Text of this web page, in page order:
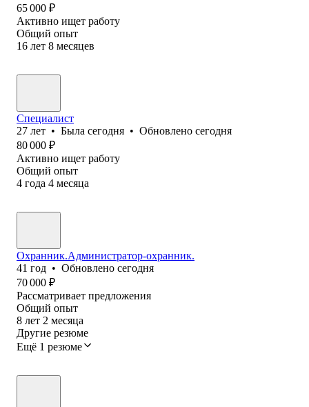
65 000 ₽
Активно ищет работу
Общий опыт
16 лет 8 месяцев
Специалист
27 лет • Была сегодня • Обновлено сегодня
80 000 ₽
Активно ищет работу
Общий опыт
4 года 4 месяца
Охранник.Администратор-охранник.
41 год • Обновлено сегодня
70 000 ₽
Рассматривает предложения
Общий опыт
8 лет 2 месяца
Другие резюме
Ещё 1 резюме